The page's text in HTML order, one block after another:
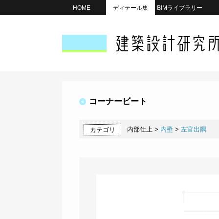
HOME ディテール集 BIMライブラリー
コーナービート
カテゴリ 内部仕上 > 内壁 > 左官出隅